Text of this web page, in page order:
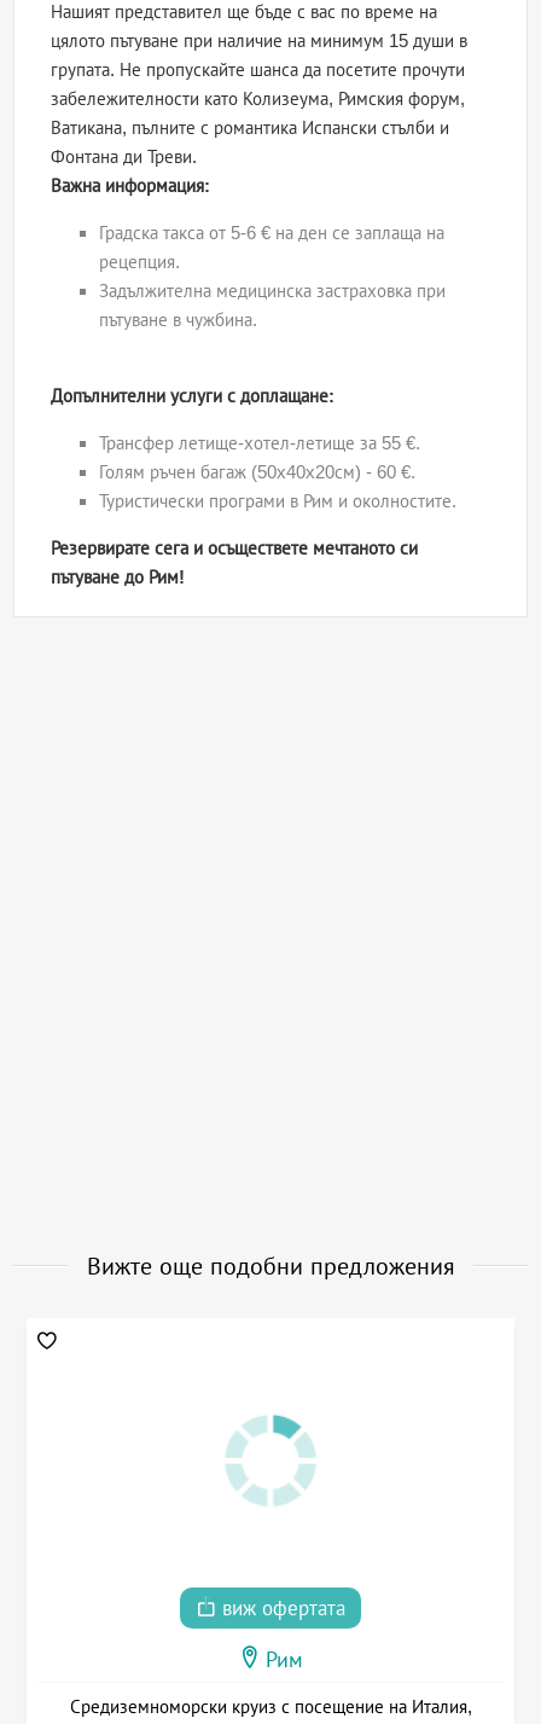
Нашият представител ще бъде с вас по време на
цялото пътуване при наличие на минимум 15 души в
групата. Не пропускайте шанса да посетите прочути
забележителности като Колизеума, Римския форум,
Ватикана, пълните с романтика Испански стълби и
Фонтана ди Треви.
Важна информация:
Градска такса от 5-6 € на ден се заплаща на
рецепция.
Задължителна медицинска застраховка при
пътуване в чужбина.
Допълнителни услуги с доплащане:
Трансфер летище-хотел-летище за 55 €.
Голям ръчен багаж (50x40x20см) - 60 €.
Туристически програми в Рим и околностите.
Резервирате сега и осъществете мечтаното си
пътуване до Рим!
Вижте още подобни предложения
виж офертата
Рим
Средиземноморски круиз с посещение на Италия,